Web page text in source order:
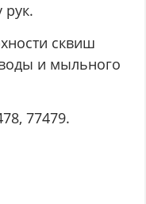
рук.
сквиш
и мыльного
77479.